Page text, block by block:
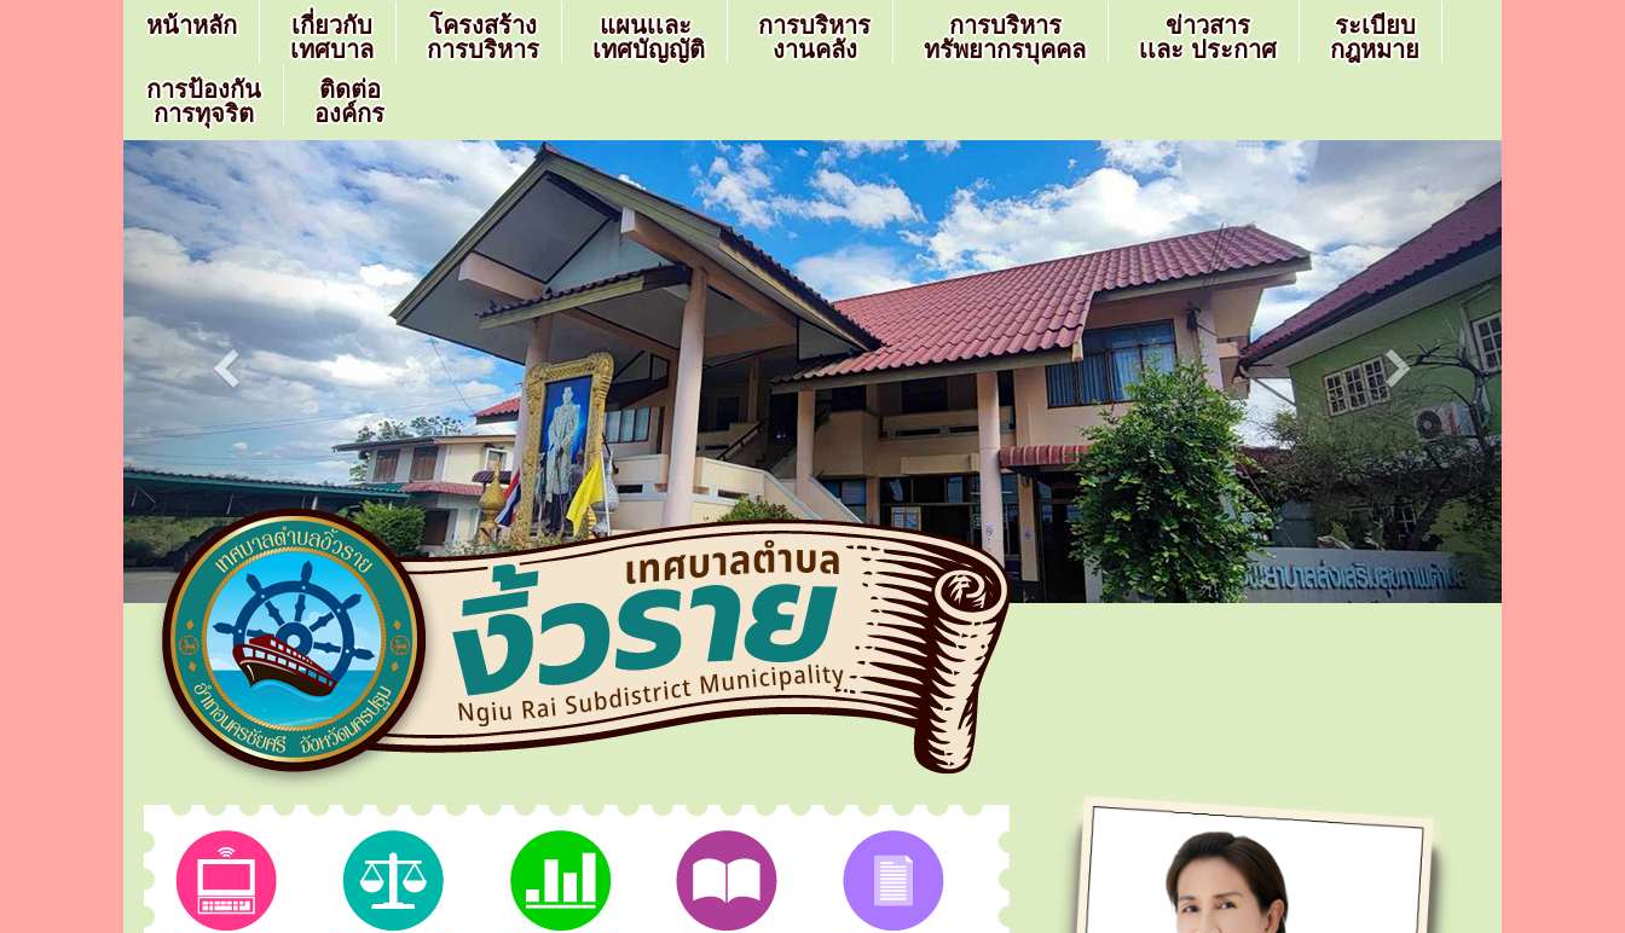
หน้าหลัก
เกี่ยวกับ
เทศบาล
โครงสร้าง
การบริหาร
แผนเเละ
เทศบัญญัติ
การบริหาร
งานคลัง
การบริหาร
ทรัพยากรบุคคล
ข่าวสาร
เเละ ประกาศ
ระเบียบ
กฎหมาย
การป้องกัน
การทุจริต
ติดต่อ
องค์กร